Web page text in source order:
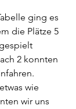
ging es
die Plätze 5
2 konnten
wie
wir uns